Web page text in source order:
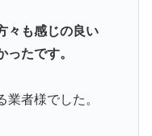
々も感じの良い
たです。
者様でした。